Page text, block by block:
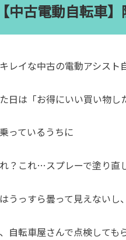
【中古電動自転車
レイな中古の電動アシスト
日は「お得にいい買い物し
っているうちに
れ？これ…スプレーで塗り直
うっすら曇って見えないし
自転車屋さんで点検しても